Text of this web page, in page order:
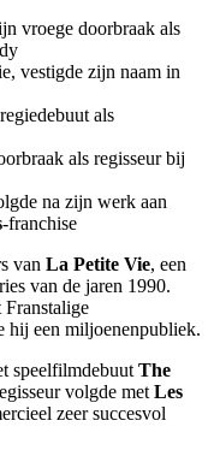
vroege doorbraak als
vestigde zijn naam in
als
als regisseur bij
na zijn werk aan
-franchise
van La Petite Vie, een
van de jaren 1990.
Franstalige
hij een miljoenenpubliek.
speelfilmdebuutThe
volgde metLes
zeer succesvol